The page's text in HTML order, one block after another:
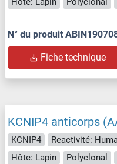
N° du produit
Fiche technique
KCNIP4 anticorps
KCNIP4 Reactivité:
Hôte: Lapin
Polyclonal